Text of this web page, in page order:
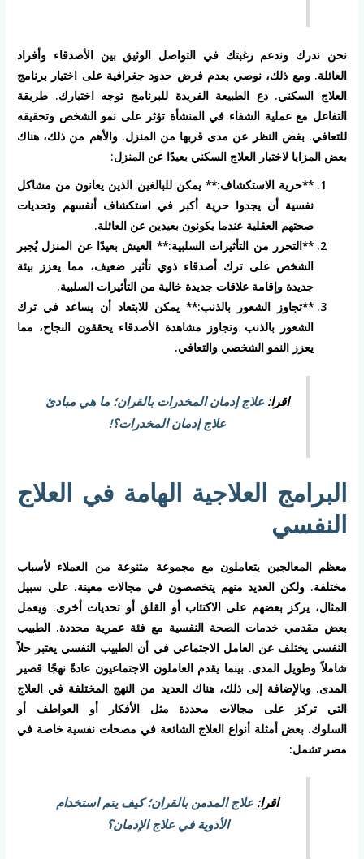
نحن ندرك وندعم رغبتك في التواصل الوثيق بين الأصدقاء وأفراد
العائلة. ومع ذلك، نوصي بعدم فرض حدود جغرافية على اختيار برنامج
العلاج السكني. دع الطبيعة الفريدة للبرنامج توجه اختيارك. طريقة
التفاعل مع عملية الشفاء في المنشأة تؤثر على نمو الشخص وتحقيقه
للتعافي. بغض النظر عن مدى قربها من المنزل. والأهم من ذلك، هناك
بعض المزايا لاختيار العلاج السكني بعيدًا عن المنزل:
**حرية الاستكشاف:** يمكن للبالغين الذين يعانون من مشاكل
نفسية أن يجدوا حرية أكبر في استكشاف أنفسهم وتحديات
صحتهم العقلية عندما يكونون بعيدين عن العائلة.
**التحرر من التأثيرات السلبية:** العيش بعيدًا عن المنزل يُجبر
الشخص على ترك أصدقاء ذوي تأثير ضعيف، مما يعزز بيئة
جديدة وإقامة علاقات جديدة خالية من التأثيرات السلبية.
**تجاوز الشعور بالذنب:** يمكن للابتعاد أن يساعد في ترك
الشعور بالذنب وتجاوز مشاهدة الأصدقاء يحققون النجاح، مما
يعزز النمو الشخصي والتعافي.
اقرا: علاج إدمان المخدرات بالقران؛ ما هي مبادئ
علاج إدمان المخدرات؟!
البرامج العلاجية الهامة في العلاج
النفسي
معظم المعالجين يتعاملون مع مجموعة متنوعة من العملاء لأسباب
مختلفة. ولكن العديد منهم يتخصصون في مجالات معينة. على سبيل
المثال، يركز بعضهم على الاكتئاب أو القلق أو تحديات أخرى. ويعمل
بعض مقدمي خدمات الصحة النفسية مع فئة عمرية محددة. الطبيب
النفسي يختلف عن العامل الاجتماعي في أن الطبيب النفسي يعتبر حلاً
شاملاً وطويل المدى. بينما يقدم العاملون الاجتماعيون عادةً نهجًا قصير
المدى. وبالإضافة إلى ذلك، هناك العديد من النهج المختلفة في العلاج
التي تركز على مجالات محددة مثل الأفكار أو العواطف أو
السلوك. بعض أمثلة أنواع العلاج الشائعة في مصحات نفسية خاصة في
مصر تشمل:
اقرا: علاج المدمن بالقران؛ كيف يتم استخدام
الأدوية في علاج الإدمان؟